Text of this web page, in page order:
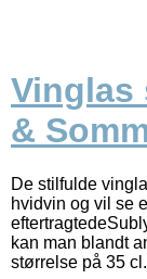
Vinglas
&
De stilfulde
hvidvin og vil se
kan man blandt
størrelse på 35